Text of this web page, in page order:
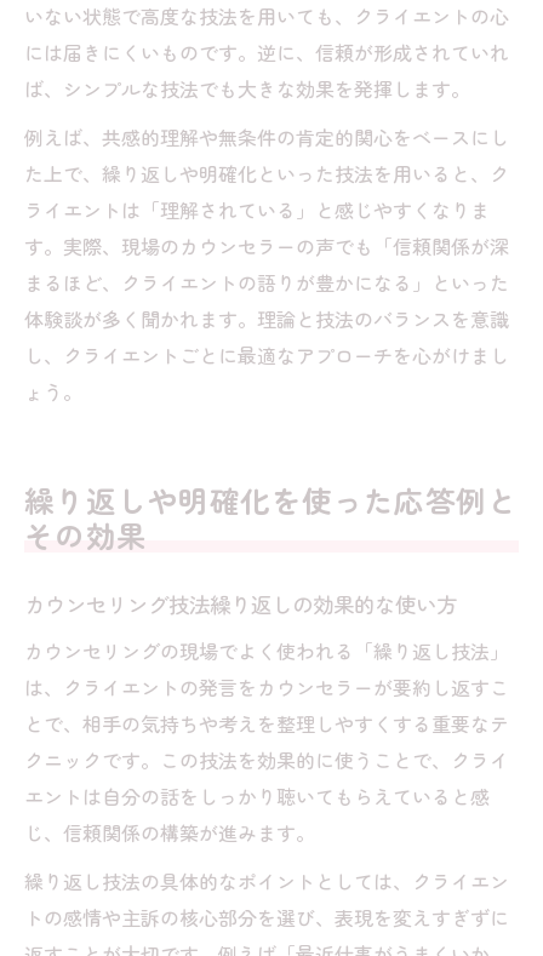
いない状態で高度な技法を用いても、クライエントの心
には届きにくいものです。逆に、信頼が形成されていれ
ば、シンプルな技法でも大きな効果を発揮します。
例えば、共感的理解や無条件の肯定的関心をベースにし
た上で、繰り返しや明確化といった技法を用いると、ク
ライエントは「理解されている」と感じやすくなりま
す。実際、現場のカウンセラーの声でも「信頼関係が深
まるほど、クライエントの語りが豊かになる」といった
体験談が多く聞かれます。理論と技法のバランスを意識
し、クライエントごとに最適なアプローチを心がけまし
ょう。
繰り返しや明確化を使った応答例と
その効果
カウンセリング技法繰り返しの効果的な使い方
カウンセリングの現場でよく使われる「繰り返し技法」
は、クライエントの発言をカウンセラーが要約し返すこ
とで、相手の気持ちや考えを整理しやすくする重要なテ
クニックです。この技法を効果的に使うことで、クライ
エントは自分の話をしっかり聴いてもらえていると感
じ、信頼関係の構築が進みます。
繰り返し技法の具体的なポイントとしては、クライエン
トの感情や主訴の核心部分を選び、表現を変えすぎずに